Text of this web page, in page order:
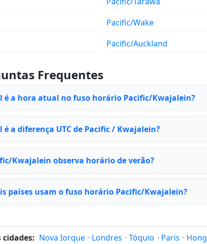
Pacific/Wake
Pacific/Auckland
Frequentes
é a hora atual no fuso horário Pacific/Kwajalein?
é a diferença UTC de Pacific / Kwajalein?
Kwajalein observa horário de verão?
países usam o fuso horário Pacific/Kwajalein?
Nova Iorque · Londres · Tóquio · Paris ·